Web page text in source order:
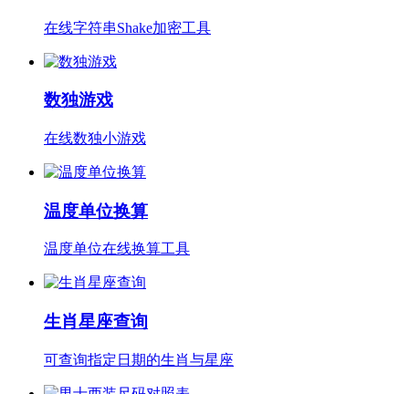
在线字符串Shake加密工具
数独游戏
在线数独小游戏
温度单位换算
温度单位在线换算工具
生肖星座查询
可查询指定日期的生肖与星座